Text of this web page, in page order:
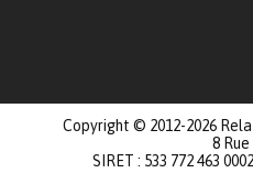
Copyright © 2012-2026
8
SIRET : 533 772 463